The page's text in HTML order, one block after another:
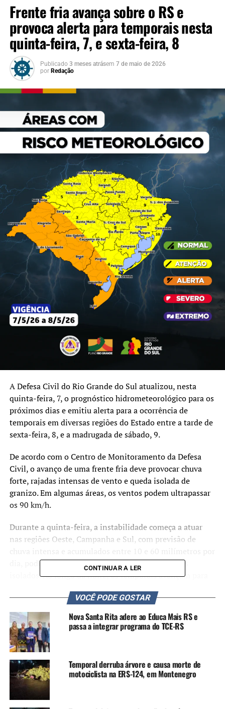
Frente fria avança sobre o RS e
provoca alerta para temporais nesta
quinta-feira, 7, e sexta-feira, 8
Publicado 3 meses atrásem 7 de maio de 2026
por Redação
A Defesa Civil do Rio Grande do Sul atualizou, nesta
quinta-feira, 7, o prognóstico hidrometeorológico para os
próximos dias e emitiu alerta para a ocorrência de
temporais em diversas regiões do Estado entre a tarde de
sexta-feira, 8, e a madrugada de sábado, 9.
De acordo com o Centro de Monitoramento da Defesa
Civil, o avanço de uma frente fria deve provocar chuva
forte, rajadas intensas de vento e queda isolada de
granizo. Em algumas áreas, os ventos podem ultrapassar
os 90 km/h.
Durante a quinta-feira, a instabilidade começa a atuar
nas regiões Oeste, Campanha e Sul, com previsão de
dia, podendo superar os 90 milímetros em pontos
isolados. Ao longo da noite, os temporais avançam para
Norte do Estado.
Na madrugada e manhã de sexta-feira, a condição para
temporais permanece em áreas do Noroeste, Norte,
Região Metropolitana, Serra, Litoral Médio e Norte, além
das regiões Central, Sul e Nordeste. As rajadas de vento
devem variar entre 70 km/h e 90 km/h, acompanhadas de
chuva moderada a forte. O mar também deve permanecer
agitado.
CONTINUAR A LER
VOCÊ PODE GOSTAR
Nova Santa Rita adere ao Educa Mais RS e
passa a integrar programa do TCE-RS
Temporal derruba árvore e causa morte de
motociclista na ERS-124, em Montenegro